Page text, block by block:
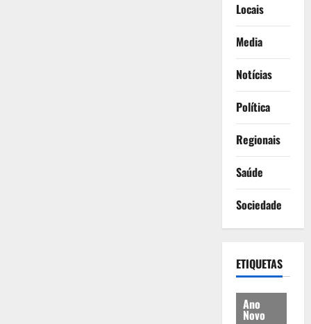
Locais
Media
Notícias
Política
Regionais
Saúde
Sociedade
ETIQUETAS
Ano
Novo